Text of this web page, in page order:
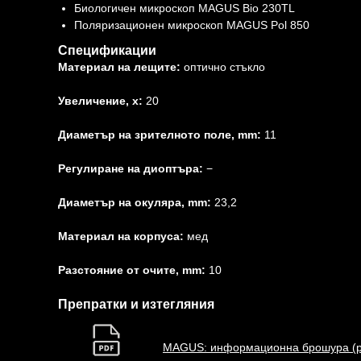
Биологичен микроскоп MAGUS Bio 230TL
Поляризационен микроскоп MAGUS Pol 850
Спецификации
Материал на лещите: оптично стъкло
Увеличение, x: 20
Диаметър на зрителното поле, mm: 11
Регулиране на диоптъра: −
Диаметър на окуляра, mm: 23,2
Материал на корпуса: мед
Разстояние от очите, mm: 10
Препратки и изтегляния
MAGUS: информационна брошура